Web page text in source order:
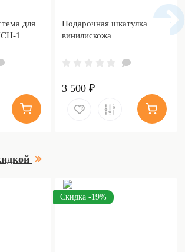
для
1
Подарочная шкатулка
винилискожа
3 500 ₽
Скидка -19%